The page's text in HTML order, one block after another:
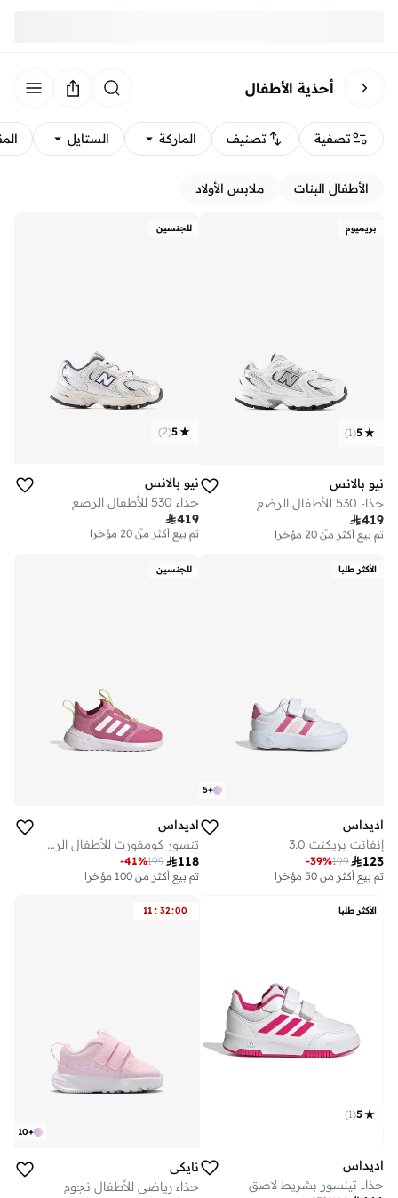
أحذية الأطفال
تصفية تصنيف الماركة الستايل
الأطفال البنات ملابس الأولاد
بريميوم
5
(
1
)
نيو بالانس
حذاء 530 للأطفال الرضع
419
توصيل مجاني
تم بيع أكثر من 20 مؤخرا
تم بيع أكثر من 20 مؤخرا
للجنسين
5
(
2
)
نيو بالانس
حذاء 530 للأطفال الرضع
419
توصيل مجاني
تم بيع أكثر من 20 مؤخرا
الأكثر طلبا
+
5
اديداس
إنفانت بريكنت 3.0
123
199
-39%
تم بيع أكثر من 50 مؤخرا
للجنسين
اديداس
تنسور كومفورت للأطفال الرضع
118
199
-41%
تم بيع أكثر من 100 مؤخرا
الأكثر طلبا
5
(
1
)
اديداس
حذاء تينسور بشريط لاصق
11 : 32:00
+
10
نايكي
حذاء رياضي للأطفال نجوم